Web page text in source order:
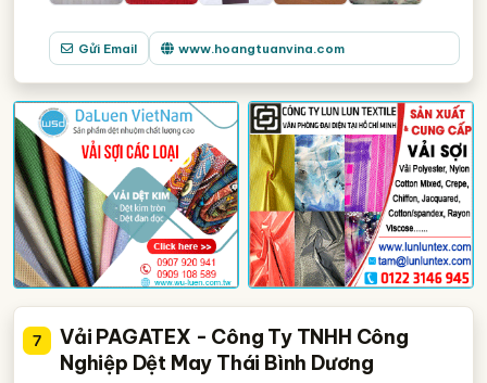
Gửi Email www.hoangtuanvina.com
7
Vải PAGATEX - Công Ty TNHH Công
Nghiệp Dệt May Thái Bình Dương